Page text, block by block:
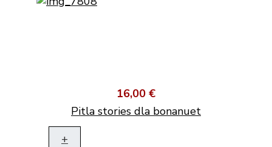
16,00 €
Pitla stories dla bonanuet
+